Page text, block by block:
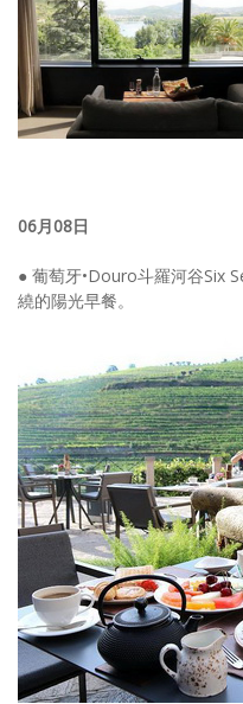
06月08日
● 葡萄牙•Douro斗羅河谷Six
繞的陽光早餐。